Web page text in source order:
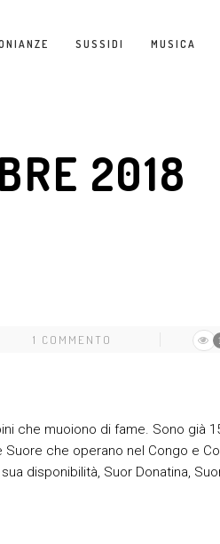
SUSSIDI MUSICA
2018
1 COMMENTO
che muoiono di fame. Sono già
che operano nel Congo e
disponibilità, Suor Donatina,